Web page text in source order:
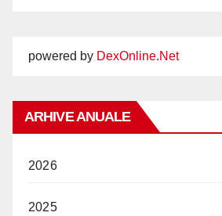
powered by DexOnline.Net
ARHIVE ANUALE
2026
2025